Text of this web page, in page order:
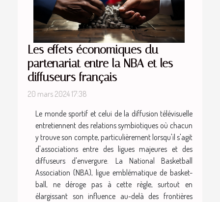
Les effets économiques du
partenariat entre la NBA et les
diffuseurs français
20 mars 2024 17:38
Le monde sportif et celui de la diffusion télévisuelle
entretiennent des relations symbiotiques où chacun
y trouve son compte, particulièrement lorsqu'il s'agit
d'associations entre des ligues majeures et des
diffuseurs d'envergure. La National Basketball
Association (NBA), ligue emblématique de basket-
ball, ne déroge pas à cette règle, surtout en
élargissant son influence au-delà des frontières